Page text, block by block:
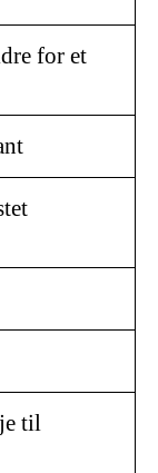
for et
til